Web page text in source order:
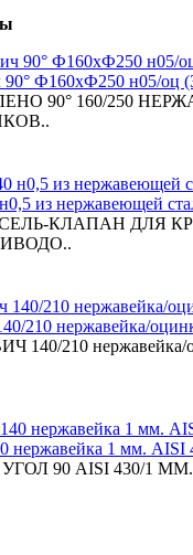
90° Ф160хФ250 н05/оц
90° 160/250
из нержавеющей
КЛАПАН ДЛЯ
210 нержавейка/
140/210 нержавейка/
нержавейка 1 мм. AISI
90 AISI 430/1